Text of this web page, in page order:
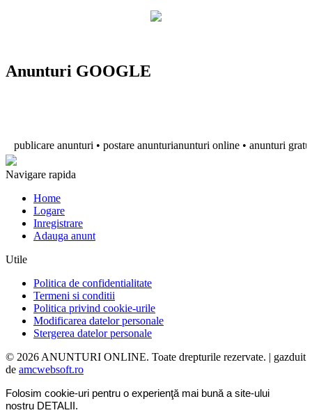
Anunturi GOOGLE
anunturi • postare anunturianunturi online • anunturi
Navigare rapida
Home
Logare
Inregistrare
Adauga anunt
Utile
Politica de confidentialitate
Termeni si conditii
Politica privind cookie-urile
Modificarea datelor personale
Stergerea datelor personale
© 2026 ANUNTURI ONLINE. Toate drepturile rezervate. | gazduit
de amcwebsoft.ro
Folosim cookie-uri pentru o experienţă mai bună a site-ului
nostru DETALII.